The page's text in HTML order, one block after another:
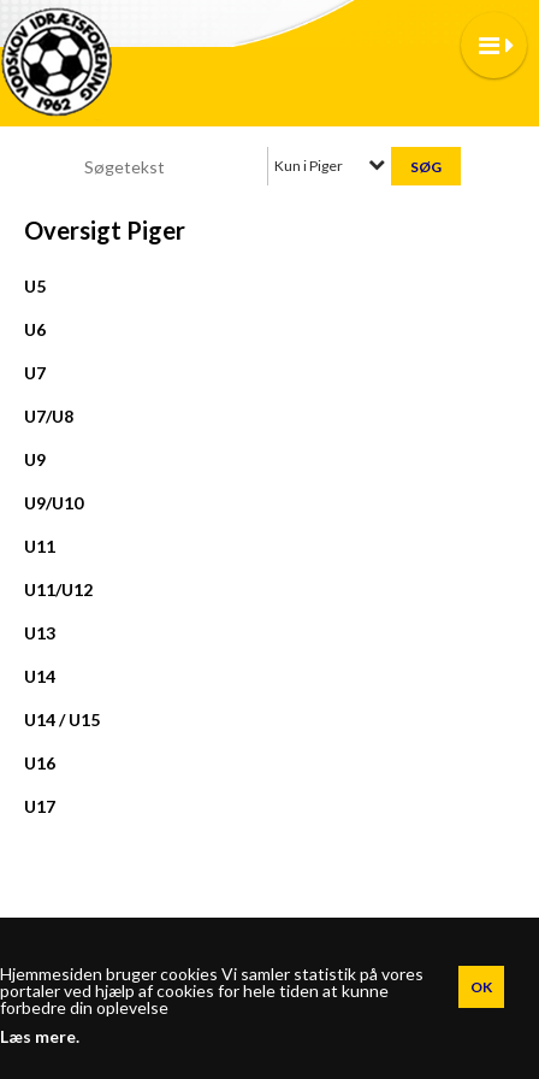
Kun i Piger
Oversigt Piger
U5
U6
U7
U7/U8
U9
U9/U10
U11
U11/U12
U13
U14
U14 / U15
U16
U17
Vodskov Idrætsforening | Vodskovvej 15 | 9310 Vodskov | Telefon:
2284 6376
Hjemmesiden bruger cookies Vi samler statistik på vores
portaler ved hjælp af cookies for hele tiden at kunne
forbedre din oplevelse
Læs mere.